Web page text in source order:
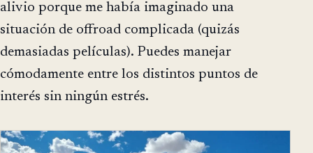
alivio porque me había imaginado una
situación de offroad complicada (quizás
demasiadas películas). Puedes manejar
cómodamente entre los distintos puntos de
interés sin ningún estrés.